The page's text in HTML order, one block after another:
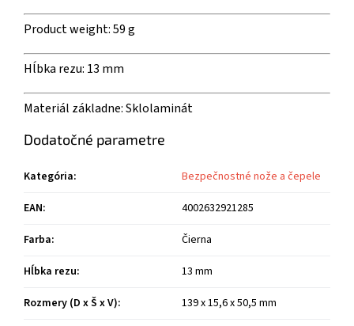
Product weight:59 g
Hĺbka rezu: 13 mm
Materiál základne:Sklolaminát
Dodatočné parametre
Kategória:
Bezpečnostné nože a čepele
EAN:
4002632921285
Farba:
Čierna
Hĺbka rezu:
13 mm
Rozmery (D x Š x V):
139 x 15,6 x 50,5 mm